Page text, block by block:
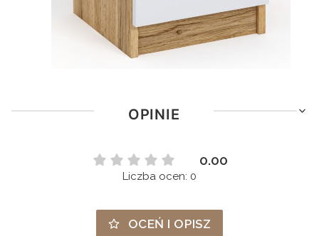
OPINIE
0.00
Liczba ocen: 0
OCEŃ I OPISZ